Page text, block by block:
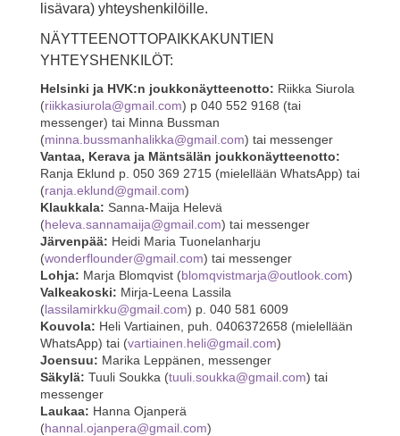
lisävara) yhteyshenkilöille.
NÄYTTEENOTTOPAIKKAKUNTIEN
YHTEYSHENKILÖT:
Helsinki ja HVK:n joukkonäytteenotto: Riikka Siurola
(riikkasiurola@gmail.com) p 040 552 9168 (tai
messenger) tai Minna Bussman
(minna.bussmanhalikka@gmail.com) tai messenger
Vantaa, Kerava ja Mäntsälän joukkonäytteenotto:
Ranja Eklund p. 050 369 2715 (mielellään WhatsApp) tai
(ranja.eklund@gmail.com)
Klaukkala: Sanna-Maija Helevä
(heleva.sannamaija@gmail.com) tai messenger
Järvenpää: Heidi Maria Tuonelanharju
(wonderflounder@gmail.com) tai messenger
Lohja: Marja Blomqvist (blomqvistmarja@outlook.com)
Valkeakoski: Mirja-Leena Lassila
(lassilamirkku@gmail.com) p. 040 581 6009
Kouvola: Heli Vartiainen, puh. 0406372658 (mielellään
WhatsApp) tai (vartiainen.heli@gmail.com)
Joensuu: Marika Leppänen, messenger
Säkylä: Tuuli Soukka (tuuli.soukka@gmail.com) tai
messenger
Laukaa: Hanna Ojanperä
(hannal.ojanpera@gmail.com)